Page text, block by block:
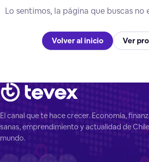
Lo sentimos, la página que buscas no
Volver al inicio Ver
El canal que te hace crecer. Economía,
sanas, emprendimiento y actualidad de
mundo.